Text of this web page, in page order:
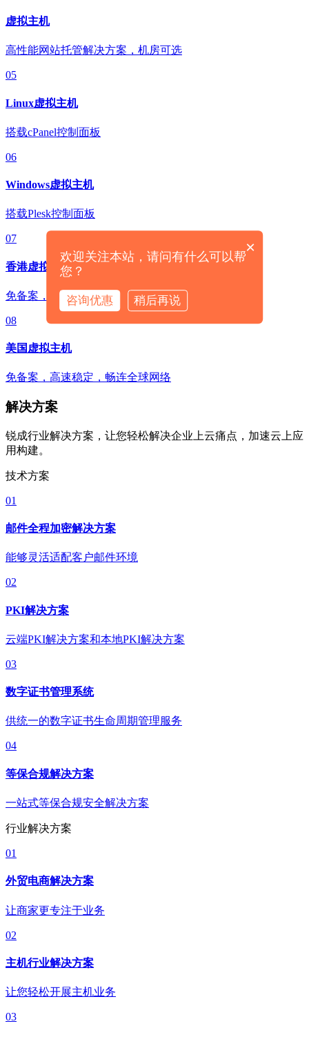
虚拟主机
高性能网站托管解决方案，机房可选
05
Linux虚拟主机
搭载cPanel控制面板
06
Windows虚拟主机
搭载Plesk控制面板
07
香港虚拟主机
免备案，轻松拓展海外业务
08
美国虚拟主机
免备案，高速稳定，畅连全球网络
解决方案
锐成行业解决方案，让您轻松解决企业上云痛点，加速云上应
用构建。
技术方案
01
邮件全程加密解决方案
能够灵活适配客户邮件环境
02
PKI解决方案
云端PKI解决方案和本地PKI解决方案
03
数字证书管理系统
供统一的数字证书生命周期管理服务
04
等保合规解决方案
一站式等保合规安全解决方案
行业解决方案
01
外贸电商解决方案
让商家更专注于业务
02
主机行业解决方案
让您轻松开展主机业务
03
×
欢迎关注本站，请问有什么可以帮
您？
咨询优惠 稍后再说